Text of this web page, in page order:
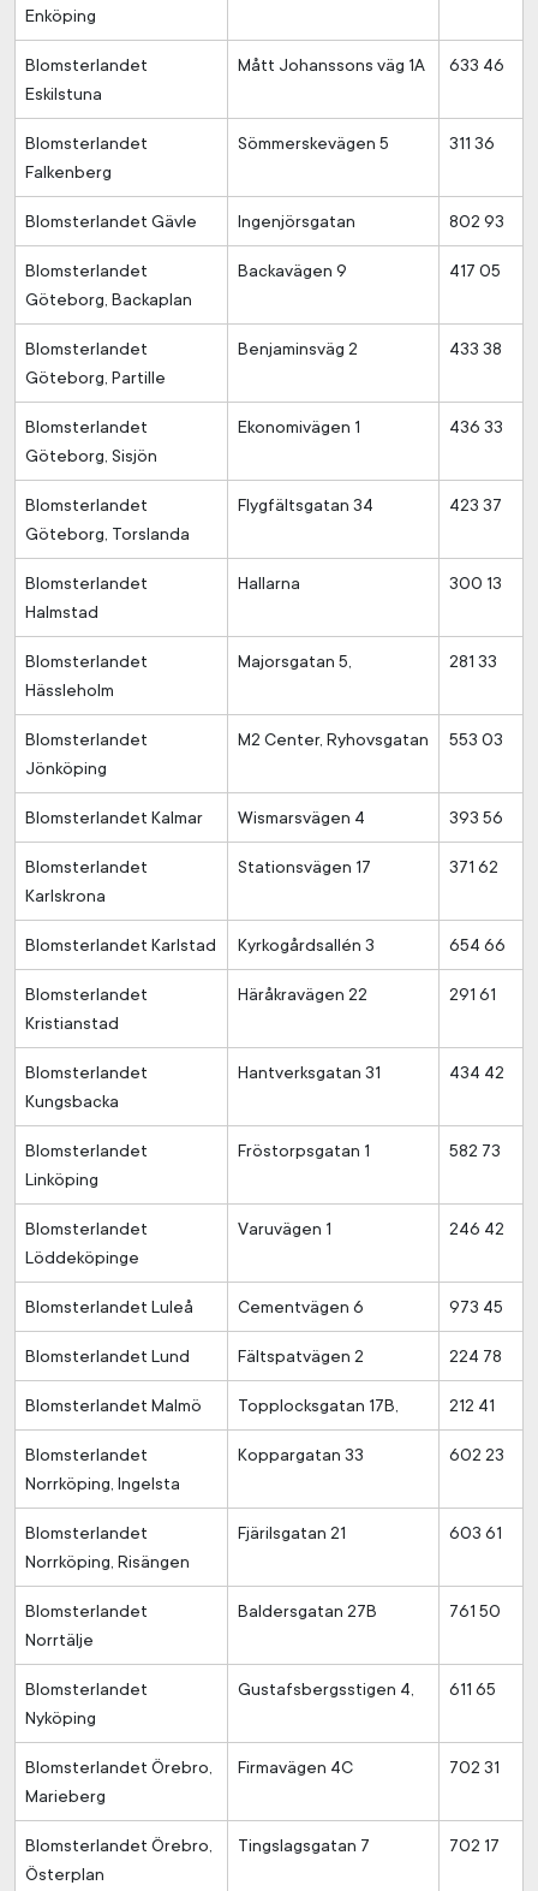
Enköping
Blomsterlandet
Eskilstuna
Mått Johanssons väg 1A 633 46
Blomsterlandet
Falkenberg
Sömmerskevägen 5 311 36
Blomsterlandet Gävle Ingenjörsgatan 802 93
Blomsterlandet
Göteborg, Backaplan
Backavägen 9 417 05
Blomsterlandet
Göteborg, Partille
Benjaminsväg 2 433 38
Blomsterlandet
Göteborg, Sisjön
Ekonomivägen 1 436 33
Blomsterlandet
Göteborg, Torslanda
Flygfältsgatan 34 423 37
Blomsterlandet
Halmstad
Hallarna 300 13
Blomsterlandet
Hässleholm
Majorsgatan 5, 281 33
Blomsterlandet
Jönköping
M2 Center, Ryhovsgatan 553 03
Blomsterlandet Kalmar Wismarsvägen 4 393 56
Blomsterlandet
Karlskrona
Stationsvägen 17 371 62
Blomsterlandet Karlstad Kyrkogårdsallén 3 654 66
Blomsterlandet
Kristianstad
Häråkravägen 22 291 61
Blomsterlandet
Kungsbacka
Hantverksgatan 31 434 42
Blomsterlandet
Linköping
Fröstorpsgatan 1 582 73
Blomsterlandet
Löddeköpinge
Varuvägen 1 246 42
Blomsterlandet Luleå Cementvägen 6 973 45
Blomsterlandet Lund Fältspatvägen 2 224 78
Blomsterlandet Malmö Topplocksgatan 17B, 212 41
Blomsterlandet
Norrköping, Ingelsta
Koppargatan 33 602 23
Blomsterlandet
Norrköping, Risängen
Fjärilsgatan 21 603 61
Blomsterlandet
Norrtälje
Baldersgatan 27B 761 50
Blomsterlandet
Nyköping
Gustafsbergsstigen 4, 611 65
Blomsterlandet Örebro,
Marieberg
Firmavägen 4C 702 31
Blomsterlandet Örebro,
Österplan
Tingslagsgatan 7 702 17